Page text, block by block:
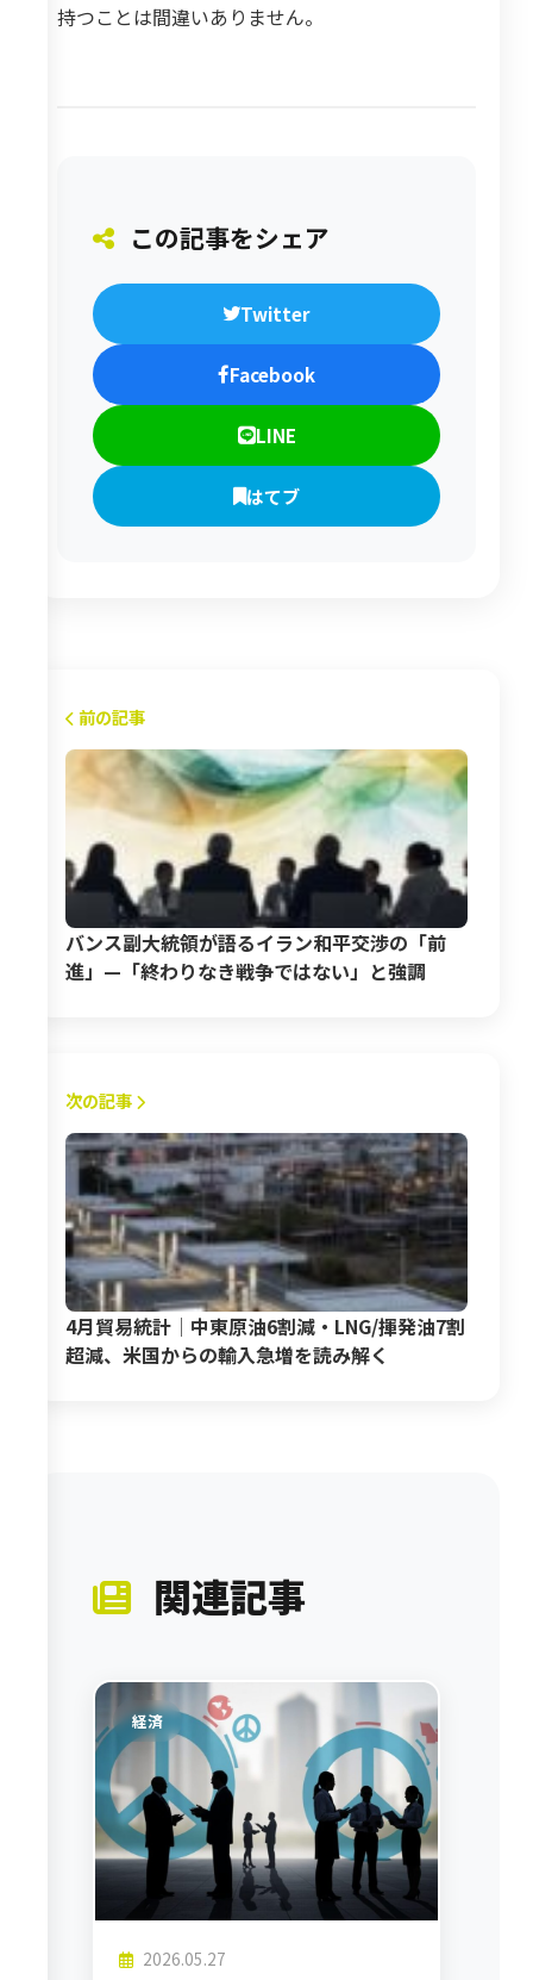
持つことは間違いありません。
この記事をシェア
Twitter
Facebook
LINE
はてブ
前の記事
バンス副大統領が語るイラン和平交渉の「前
進」—「終わりなき戦争ではない」と強調
次の記事
4月貿易統計│中東原油6割減・LNG/揮発油7割
超減、米国からの輸入急増を読み解く
関連記事
経済
2026.05.27